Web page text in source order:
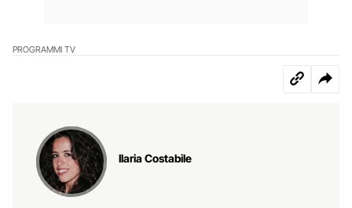
PROGRAMMI TV
Ilaria Costabile